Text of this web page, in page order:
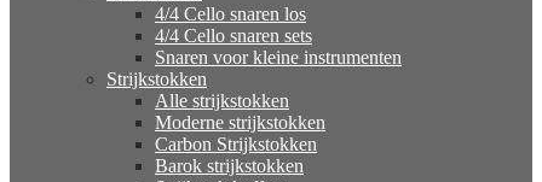
4/4 Cello snaren los
4/4 Cello snaren sets
Snaren voor kleine instrumenten
Strijkstokken
Alle strijkstokken
Moderne strijkstokken
Carbon Strijkstokken
Barok strijkstokken